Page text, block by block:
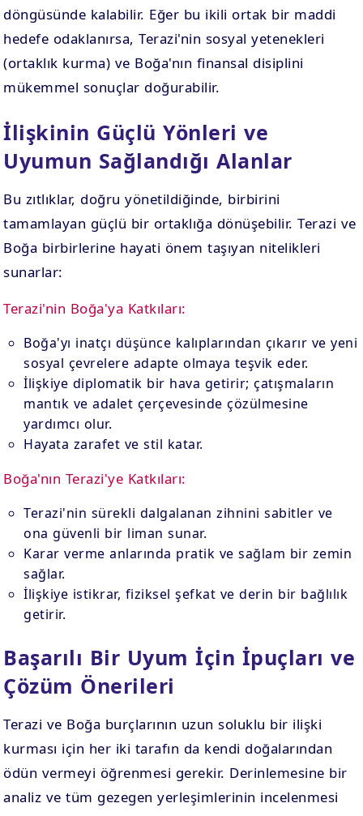
döngüsünde kalabilir. Eğer bu ikili ortak bir maddi
hedefe odaklanırsa, Terazi'nin sosyal yetenekleri
(ortaklık kurma) ve Boğa'nın finansal disiplini
mükemmel sonuçlar doğurabilir.
İlişkinin Güçlü Yönleri ve
Uyumun Sağlandığı Alanlar
Bu zıtlıklar, doğru yönetildiğinde, birbirini
tamamlayan güçlü bir ortaklığa dönüşebilir. Terazi ve
Boğa birbirlerine hayati önem taşıyan nitelikleri
sunarlar:
Terazi'nin Boğa'ya Katkıları:
Boğa'yı inatçı düşünce kalıplarından çıkarır ve yeni
sosyal çevrelere adapte olmaya teşvik eder.
İlişkiye diplomatik bir hava getirir; çatışmaların
mantık ve adalet çerçevesinde çözülmesine
yardımcı olur.
Hayata zarafet ve stil katar.
Boğa'nın Terazi'ye Katkıları:
Terazi'nin sürekli dalgalanan zihnini sabitler ve
ona güvenli bir liman sunar.
Karar verme anlarında pratik ve sağlam bir zemin
sağlar.
İlişkiye istikrar, fiziksel şefkat ve derin bir bağlılık
getirir.
Başarılı Bir Uyum İçin İpuçları ve
Çözüm Önerileri
Terazi ve Boğa burçlarının uzun soluklu bir ilişki
kurması için her iki tarafın da kendi doğalarından
ödün vermeyi öğrenmesi gerekir. Derinlemesine bir
analiz ve tüm gezegen yerleşimlerinin incelenmesi